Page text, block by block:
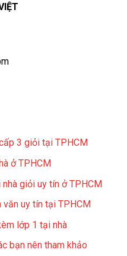
3 giỏi tại TPHCM
ở TPHCM
giỏi uy tín ở TPHCM
văn uy tín tại TPHCM
lớp 1 tại nhà
bạn nên tham khảo